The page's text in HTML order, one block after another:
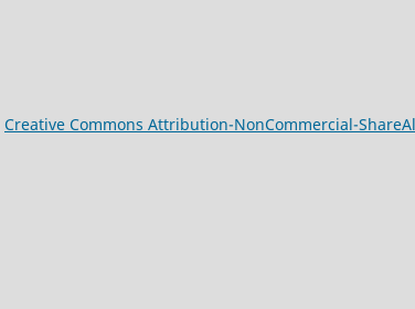
Creative Commons Attribution-NonCommercial-